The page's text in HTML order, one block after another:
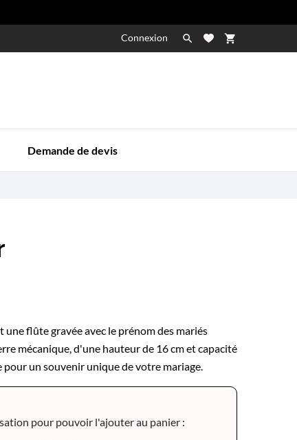
Connexion  shopping_cart
Demande de devis
une flûte gravée avec le prénom des mariés
mécanique, d'une hauteur de 16 cm et capacité
un souvenir unique de votre mariage.
pour pouvoir l'ajouter au panier :